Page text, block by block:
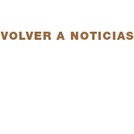
VOLVER A NOTICIAS